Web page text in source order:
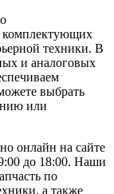
комплектующих
техники. В
и аналоговых
выбрать
или
онлайн на сайте
до 18:00. Наши
по
а также